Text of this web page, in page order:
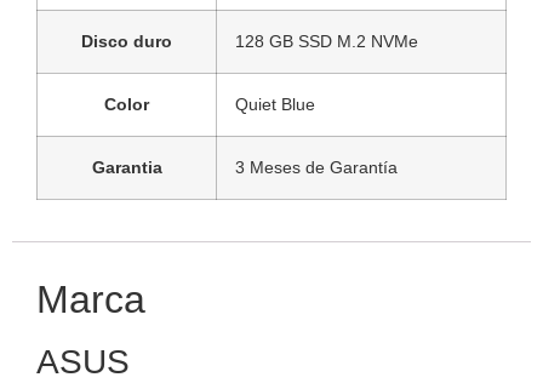
Disco duro 128 GB SSD M.2 NVMe
Color Quiet Blue
Garantia 3 Meses de Garantía
Marca
ASUS